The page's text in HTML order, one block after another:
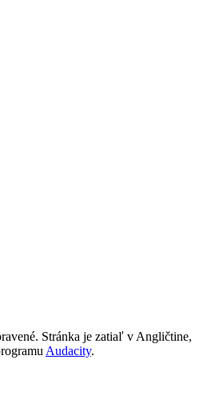
Stránka je zatiaľ v Angličtine,
Audacity.